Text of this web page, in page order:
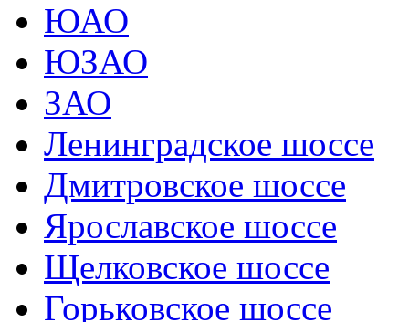
ЮАО
ЮЗАО
ЗАО
Ленинградское шоссе
Дмитровское шоссе
Ярославское шоссе
Щелковское шоссе
Горьковское шоссе